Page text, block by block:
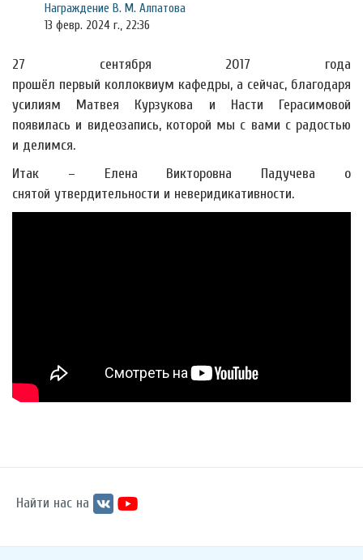
Награждение В. М. Алпатова
13 февр. 2024 г., 22:36
27 сентября 2017 года
прошёл первый коллоквиум кафедры, а сейчас, благодаря
усилиям Матвея Курзукова и Насти Герасимовой
появилась и видеозапись, которой мы с вами с радостью
и делимся.
Итак – Елена Викторовна Падучева о
снятой утвердительности и неверидикативности.
Найти нас на